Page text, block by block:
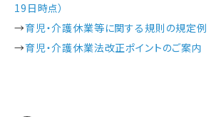
19日時点）
→育児・介護休業等に関する規則の規定例
→育児・介護休業法改正ポイントのご案内